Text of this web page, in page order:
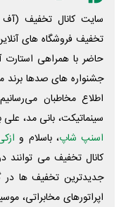
سایت کانال تخفیف
تخفیف فروشگاه های
حاضر با همراهی
جشنواره های صدها برند
اطلاع مخاطبان
سینماتیکت، بانی مد، علی‌
اسنپ شاپ، باسلام و
کانال تخفیف می توانند
جدیدترین تخفیف ها در
اپراتورهای مخابراتی،